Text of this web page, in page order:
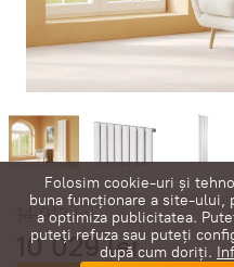
14 913lei
10 029lei
Folosim cookie-uri și
buna funcționare a site-ului,
a optimiza publicitatea.
puteți refuza sau puteți
după cum doriți.